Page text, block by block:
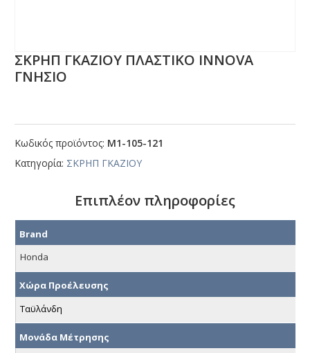
ΣΚΡΗΠ ΓΚΑΖΙΟΥ ΠΛΑΣΤΙΚΟ ΙΝΝΟVΑ
ΓΝΗΣΙΟ
Κωδικός προϊόντος: Μ1-105-121
Κατηγορία: ΣΚΡΗΠ ΓΚΑΖΙΟΥ
Επιπλέον πληροφορίες
Brand
Honda
Χώρα Προέλευσης
Ταϋλάνδη
Μονάδα Μέτρησης